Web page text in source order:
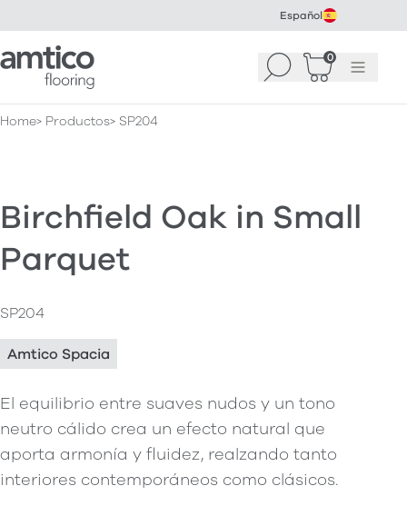
Español
Amtico Flooring Buscar 0
Cesta (0)
Menú
Home Productos SP204
Birchfield Oak in Small
Parquet
SP204
Amtico Spacia
El equilibrio entre suaves nudos y un tono
neutro cálido crea un efecto natural que
aporta armonía y fluidez, realzando tanto
interiores contemporáneos como clásicos.